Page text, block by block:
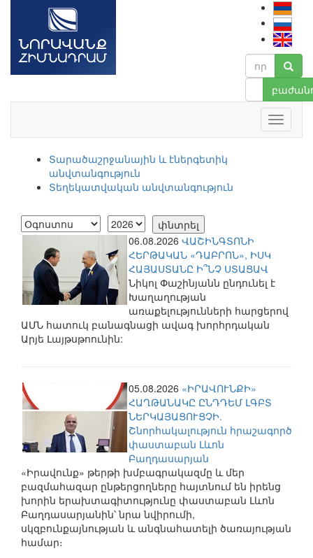
Տարածաշրջանային և էներգետիկ
անվտանգություն
Տեղեկատվական անվտանգություն
06.08.2026 ՎԱՇԻՆԳՏՈՆԻ
ՀԵՐԹԱԿԱՆ «ԴԱԲՐՈՆ», ԻՍԿ
ՀԱՅԱՍՏԱՆԸ Ի՞ՆՉ ՍՏԱՑԱՎ
Նիկոլ Փաշինյանն ընդունել է
Խաղաղության
առաքելությունների հարցերով
ԱՄՆ հատուկ բանագնացի ավագ խորհրդական
Արյե Լայթսթոունին:
05.08.2026 «ԻՐԱՎՈՒՆՔԻ»
ՀԱՂԹԱՆԱԿԸ ԸՆԴԴԵՄ ԼԳԲՏ
ՆԵՐԿԱՅԱՑՈՒՑՉԻ.
Շնորհակալություն հրաշագործ
փաստաբան Լևոն
Բաղդասարյան
«Իրավունք» թերթի խմբագրակազմը և մեր
բազմահազար ընթերցողները հայտնում են իրենց
խորին երախտագիտությունը փաստաբան Լևոն
Բաղդասարյանին՝ նրա նվիրումի,
սկզբունքայնության և անգնահատելի ծառայության
համար։